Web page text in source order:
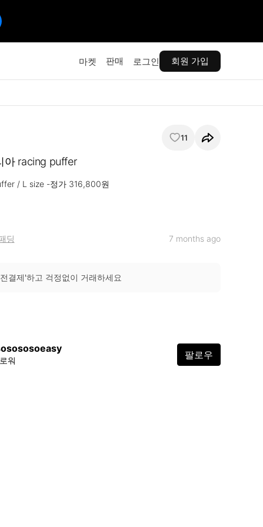
마켓 판매 로그인 회원 가입
11
아 racing puffer
/ L size -정가 316,800원
딩 7 months ago
결제'하고 걱정없이 거래하세요
워 팔로우